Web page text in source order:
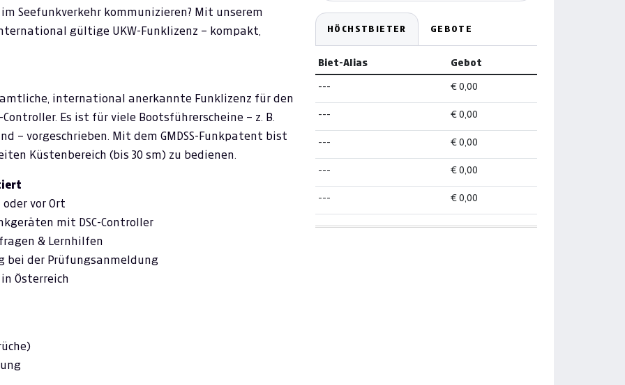
Seefunkverkehr kommunizieren? Mit unserem
gültige UKW-Funklizenz – kompakt,
amtliche, international anerkannte Funklizenz für den
Es ist für viele Bootsführerscheine – z. B.
– vorgeschrieben. Mit dem GMDSS-Funkpatent bist
Küstenbereich (bis 30 sm) zu bedienen.
vor Ort
mit DSC-Controller
& Lernhilfen
bei der Prüfungsanmeldung
Österreich
HÖCHSTBIETER GEBOTE
Biet-Alias Gebot
--- € 0,00
--- € 0,00
--- € 0,00
--- € 0,00
--- € 0,00